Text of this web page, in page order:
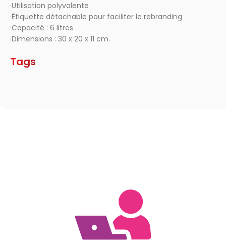
·Utilisation polyvalente
·Étiquette détachable pour faciliter le rebranding
·Capacité : 6 litres
·Dimensions : 30 x 20 x 11 cm.
Tags